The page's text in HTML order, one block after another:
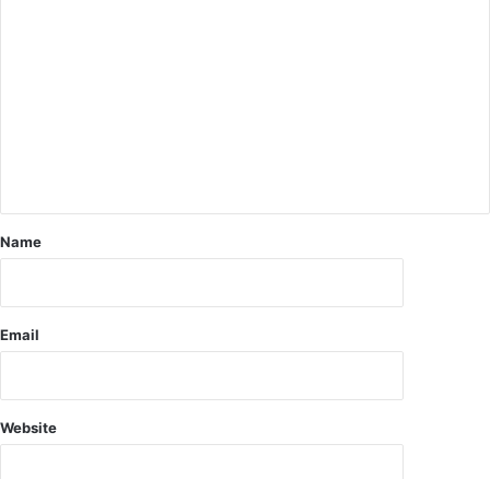
डी
ई
ओ
जा
री
कि
आ
दे
श
Name
Email
Website